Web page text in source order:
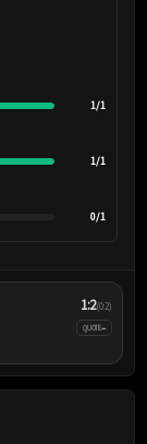
1/1
1/1
0/1
1:2(0:2)
QUOTE–